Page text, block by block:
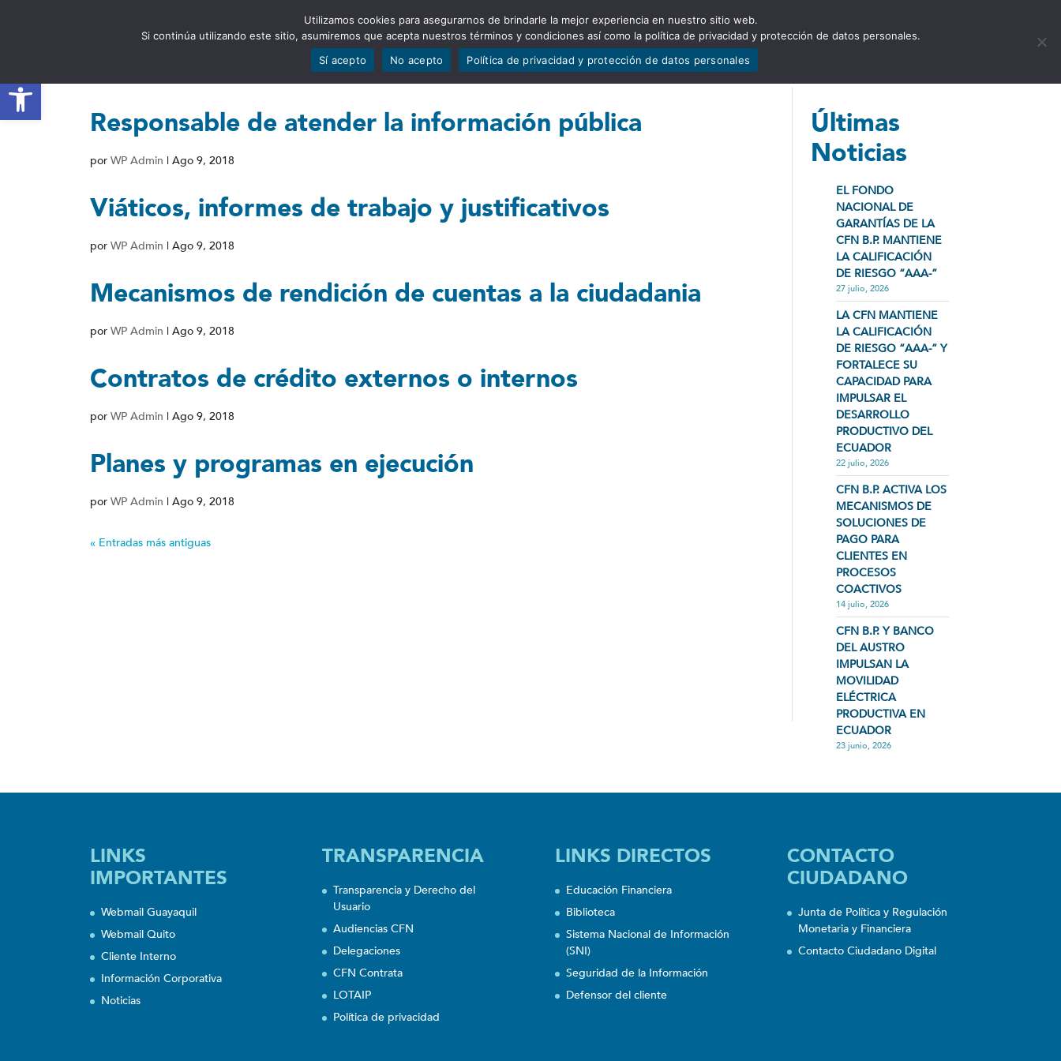
Abrir barra de herramientas
ESTADÍSTICAS PORTAFOLIO QUIÉNES SOMOS TRANSPARENCIA NOTICIAS CONTÁCTENOS
Responsable de atender la información pública
por WP Admin | Ago 9, 2018
Viáticos, informes de trabajo y justificativos
por WP Admin | Ago 9, 2018
Mecanismos de rendición de cuentas a la ciudadania
por WP Admin | Ago 9, 2018
Contratos de crédito externos o internos
por WP Admin | Ago 9, 2018
Planes y programas en ejecución
por WP Admin | Ago 9, 2018
« Entradas más antiguas
Últimas
Noticias
EL FONDO
NACIONAL DE
GARANTÍAS DE LA
CFN B.P. MANTIENE
LA CALIFICACIÓN
DE RIESGO “AAA-”
27 julio, 2026
LA CFN MANTIENE
LA CALIFICACIÓN
DE RIESGO “AAA-” Y
FORTALECE SU
CAPACIDAD PARA
IMPULSAR EL
DESARROLLO
PRODUCTIVO DEL
ECUADOR
22 julio, 2026
CFN B.P. ACTIVA LOS
MECANISMOS DE
SOLUCIONES DE
PAGO PARA
CLIENTES EN
PROCESOS
COACTIVOS
14 julio, 2026
CFN B.P. Y BANCO
DEL AUSTRO
IMPULSAN LA
MOVILIDAD
ELÉCTRICA
PRODUCTIVA EN
ECUADOR
23 junio, 2026
LINKS
IMPORTANTES
Webmail Guayaquil
Webmail Quito
Cliente Interno
Información Corporativa
Noticias
TRANSPARENCIA
Transparencia y Derecho del
Usuario
Audiencias CFN
Delegaciones
CFN Contrata
LOTAIP
Política de privacidad
LINKS DIRECTOS
Educación Financiera
Biblioteca
Sistema Nacional de Información
(SNI)
Seguridad de la Información
Defensor del cliente
CONTACTO
CIUDADANO
Junta de Política y Regulación
Monetaria y Financiera
Contacto Ciudadano Digital
Utilizamos cookies para asegurarnos de brindarle la mejor experiencia en nuestro sitio web.
Si continúa utilizando este sitio, asumiremos que acepta nuestros términos y condiciones así como la política de privacidad y protección de datos personales.
Sí acepto
No acepto Política de privacidad y protección de datos personales